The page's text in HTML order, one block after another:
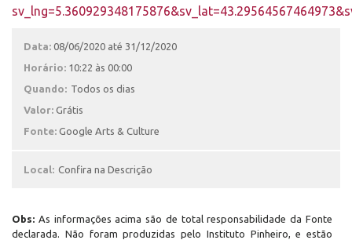
Data: 08/06/2020 até 31/12/2020
Horário: 10:22 às 00:00
Quando: Todos os dias
Valor: Grátis
Fonte: Google Arts & Culture
Local: Confira na Descrição
Obs: As informações acima são de total responsabilidade da Fonte
declarada. Não foram produzidas pelo Instituto Pinheiro, e estão